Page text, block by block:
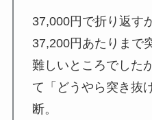
37,000円で折り返す
37,200円あたりまで
難しいところでした
て「どうやら突き抜
断。